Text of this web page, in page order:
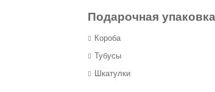
Подарочная упаковка
Короба
Тубусы
Шкатулки